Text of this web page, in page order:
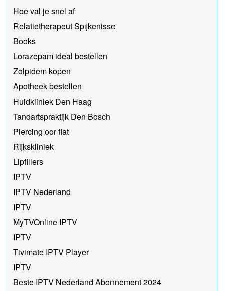
Hoe val je snel af
Relatietherapeut Spijkenisse
Books
Lorazepam ideal bestellen
Zolpidem kopen
Apotheek bestellen
Huidkliniek Den Haag
Tandartspraktijk Den Bosch
Piercing oor flat
Rijkskliniek
Lipfillers
IPTV
IPTV Nederland
IPTV
MyTVOnline IPTV
IPTV
Tivimate IPTV Player
IPTV
Beste IPTV Nederland Abonnement 2024